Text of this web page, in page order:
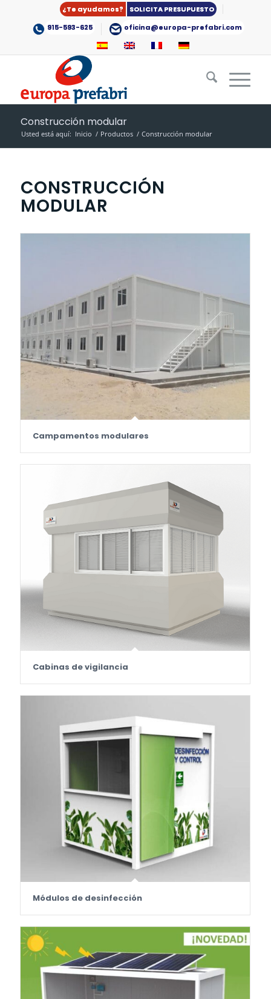
¿Te ayudamos?
SOLICITA PRESUPUESTO
915-593-625
oficina@europa-prefabri.com
Construcción modular
Usted está aquí: Inicio / Productos / Construcción modular
CONSTRUCCIÓN
MODULAR
Campamentos modulares
Cabinas de vigilancia
Módulos de desinfección